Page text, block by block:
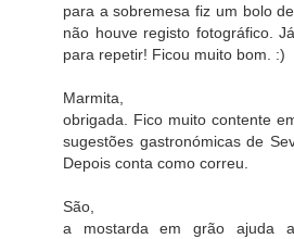
para a sobremesa fiz um bolo
não houve registo fotográfico.
para repetir! Ficou muito bom. :)
Marmita,
obrigada. Fico muito contente
sugestões gastronómicas de
Depois conta como correu.
São,
a mostarda em grão